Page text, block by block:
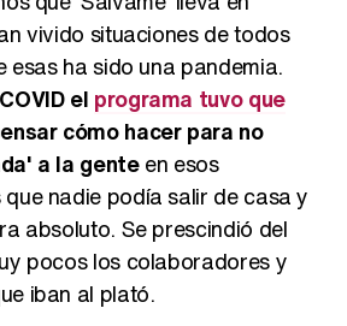
vivido situaciones de todos
esas ha sido una pandemia.
el programa tuvo que
cómo hacer para no
a la genteen esos
nadie podía salir de casa y
absoluto. Se prescindió del
pocos los colaboradores y
iban al plató.